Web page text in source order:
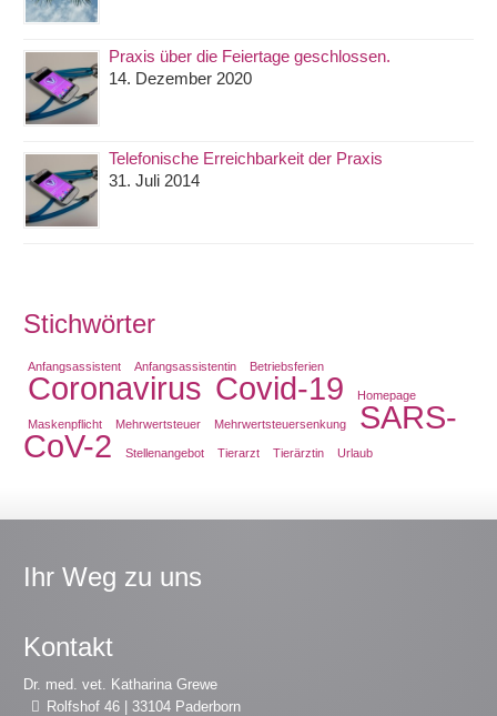
Praxis über die Feiertage geschlossen.
14. Dezember 2020
Telefonische Erreichbarkeit der Praxis
31. Juli 2014
Stichwörter
Anfangsassistent Anfangsassistentin Betriebsferien
Coronavirus Covid-19 Homepage
Maskenpflicht Mehrwertsteuer Mehrwertsteuersenkung SARS-
CoV-2 Stellenangebot Tierarzt Tierärztin Urlaub
Ihr Weg zu uns
Kontakt
Dr. med. vet. Katharina Grewe
Rolfshof 46 | 33104 Paderborn